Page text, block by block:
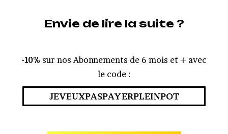
Envie de lire la suite ?
-10% sur nos Abonnements de 6 mois et + avec
le code :
JEVEUXPASPAYERPLEINPOT